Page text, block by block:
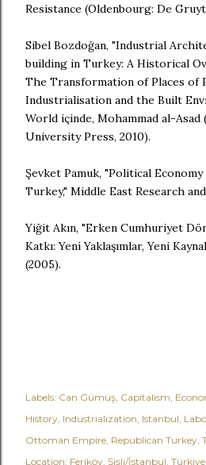
Resistance (Oldenbourg: De
Sibel Bozdoğan, "Industrial
building in Turkey: A Historical
The Transformation of Places of
Industrialisation and the Built
World içinde, Mohammad al-Asad
University Press, 2010).
Şevket Pamuk, "Political
Turkey," Middle East Research
Yiğit Akın, "Erken Cumhuriyet
Katkı: Yeni Yaklaşımlar, Yeni
(2005).
Labels: Can Gümüş Capitalism
History Industrialization Istanbul
Ottoman Empire Republican Turkey
Location: Feriköy, Şişli/İstanbul, Türkiye